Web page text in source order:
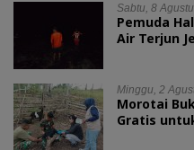
Sabtu, 8
Pemuda
Air Terjun
Minggu, 2
Morotai
Gratis